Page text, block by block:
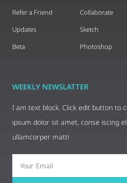
Refer a Friend
Updates
Beta
Collaborate
Sketch
Photoshop
WEEKLY NEWSLATTER
I am text block. Click edit button to
ipsum dolor sit amet, conse iscing
ullamcorper matti